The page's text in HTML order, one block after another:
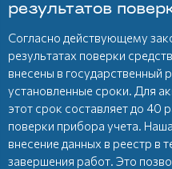
результатов
Согласно действующему
результатах поверки
внесены в
установленные сроки. Для
этот срок составляет до 40
поверки прибора учета.
внесение данных в реестр в
завершения работ. Это